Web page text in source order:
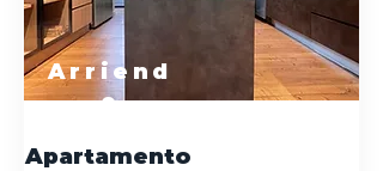
Arriend
o
Apartamento